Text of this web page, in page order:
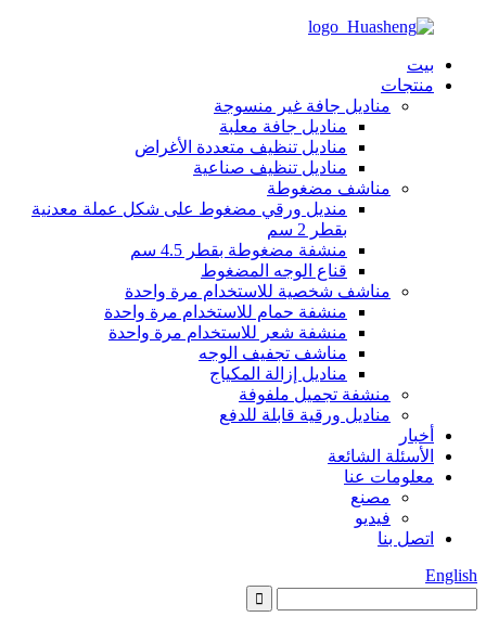
بيت
منتجات
مناديل جافة غير منسوجة
مناديل جافة معلبة
مناديل تنظيف متعددة الأغراض
مناديل تنظيف صناعية
مناشف مضغوطة
منديل ورقي مضغوط على شكل عملة معدنية
بقطر 2 سم
منشفة مضغوطة بقطر 4.5 سم
قناع الوجه المضغوط
مناشف شخصية للاستخدام مرة واحدة
منشفة حمام للاستخدام مرة واحدة
منشفة شعر للاستخدام مرة واحدة
مناشف تجفيف الوجه
مناديل إزالة المكياج
منشفة تجميل ملفوفة
مناديل ورقية قابلة للدفع
أخبار
الأسئلة الشائعة
معلومات عنا
مصنع
فيديو
اتصل بنا
English